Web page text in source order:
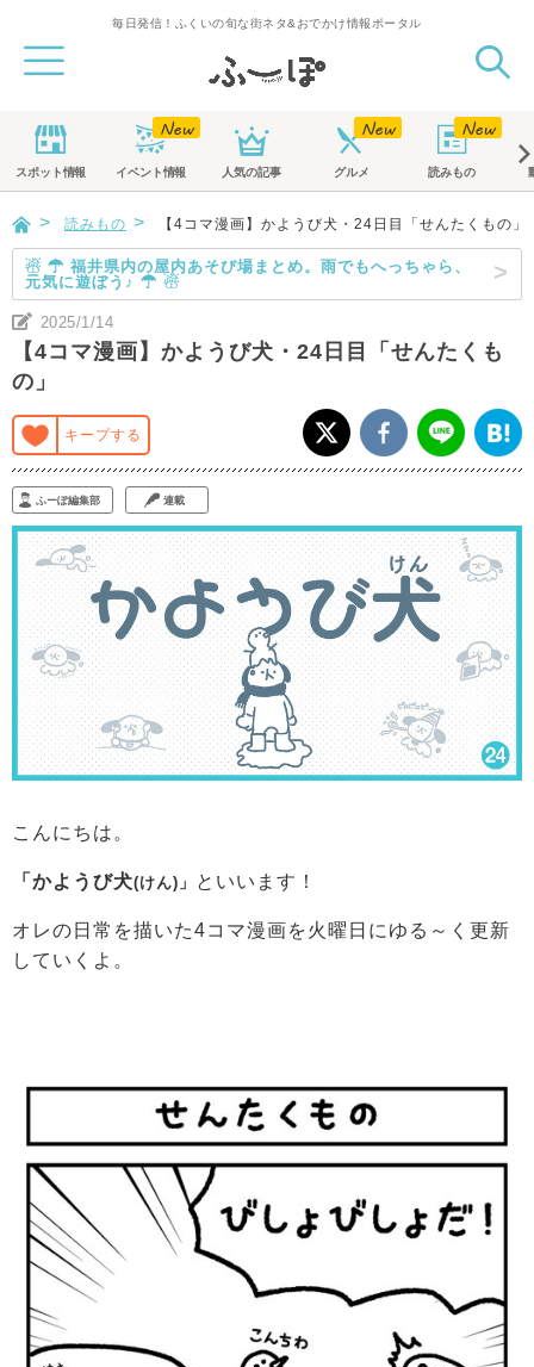
毎日発信！ふくいの旬な街ネタ&おでかけ情報ポータル
スポット情報 イベント情報 人気の記事 グルメ 読みもの
読みもの 【4コマ漫画】かようび犬・24日目「せんたくもの」
☃ ☂ 福井県内の屋内あそび場まとめ。雨でもへっちゃら、
元気に遊ぼう♪ ☂ ☃
2025/1/14
【4コマ漫画】かようび犬・24日目「せんたくも
の」
キープする
ふーぽ編集部 連載
こんにちは。
「かようび犬(けん)」 といいます！
オレの日常を描いた4コマ漫画を火曜日にゆる～く更新
していくよ。